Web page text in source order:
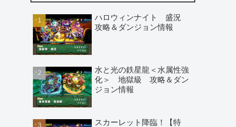
ハロウィンナイト 盛況
攻略＆ダンジョン情報
水と光の鉄星龍＜水属性強
化＞ 地獄級 攻略＆ダン
ジョン情報
スカーレット降臨！【特